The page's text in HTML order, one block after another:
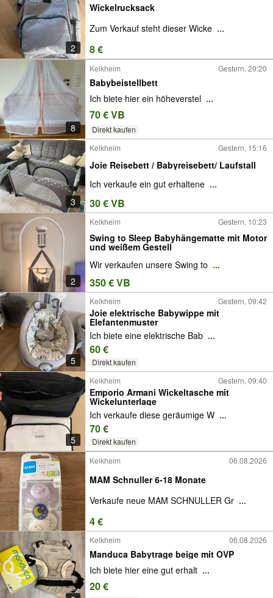
2
Wickelrucksack
Zum Verkauf steht dieser Wicke ...
8 €
8
Kelkheim Gestern, 20:20
Babybeistellbett
Ich biete hier ein höheverstel ...
70 € VB
Direkt kaufen
3
Kelkheim Gestern, 15:16
Joie Reisebett / Babyreisebett/ Laufstall
Ich verkaufe ein gut erhaltene ...
30 € VB
2
Kelkheim Gestern, 10:23
Swing to Sleep Babyhängematte mit Motor
und weißem Gestell
Wir verkaufen unsere Swing to ...
350 € VB
5
Kelkheim Gestern, 09:42
Joie elektrische Babywippe mit
Elefantenmuster
Ich biete eine elektrische Bab ...
60 €
Direkt kaufen
5
Kelkheim Gestern, 09:40
Emporio Armani Wickeltasche mit
Wickelunterlage
Ich verkaufe diese geräumige W ...
70 €
Direkt kaufen
Kelkheim
06.08.2026
MAM Schnuller 6-18 Monate
Verkaufe neue MAM SCHNULLER Gr ...
4 €
Kelkheim 06.08.2026
Manduca Babytrage beige mit OVP
Ich biete hier eine gut erhalt ...
20 €